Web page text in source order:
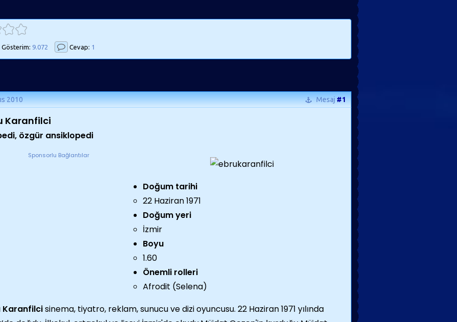
Gösterim: 9.072 Cevap: 1
2010 Mesaj#1
Karanfilci
özgür ansiklopedi
Sponsorlu Bağlantılar
Doğum tarihi
22 Haziran 1971
Doğum yeri
İzmir
Boyu
1.60
Önemli rolleri
Afrodit (Selena)
Karanfilcisinema, tiyatro, reklam, sunucu ve dizi oyuncusu. 22 Haziran 1971 yılında